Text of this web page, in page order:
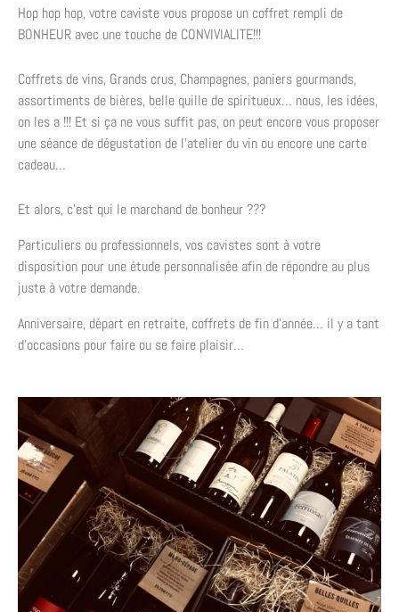
Hop hop hop, votre caviste vous propose un coffret rempli de
BONHEUR avec une touche de CONVIVIALITE!!!
Coffrets de vins, Grands crus, Champagnes, paniers gourmands,
assortiments de bières, belle quille de spiritueux… nous, les idées,
on les a !!! Et si ça ne vous suffit pas, on peut encore vous proposer
une séance de dégustation de l’atelier du vin ou encore une carte
cadeau…
Et alors, c’est qui le marchand de bonheur ???
Particuliers ou professionnels, vos cavistes sont à votre
disposition pour une étude personnalisée afin de répondre au plus
juste à votre demande.
Anniversaire, départ en retraite, coffrets de fin d’année… il y a tant
d’occasions pour faire ou se faire plaisir…